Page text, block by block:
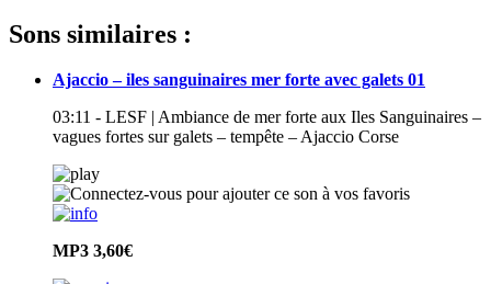
Sons similaires :
Ajaccio – iles sanguinaires mer forte avec galets 01
03:11 - LESF | Ambiance de mer forte aux Iles Sanguinaires –
vagues fortes sur galets – tempête – Ajaccio Corse
MP3 3,60€